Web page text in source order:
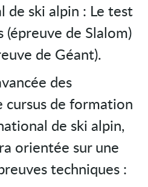
de ski alpin : Le test
(épreuve de Slalom)
de Géant).
des
cursus de formation
de ski alpin,
orientée sur une
techniques :